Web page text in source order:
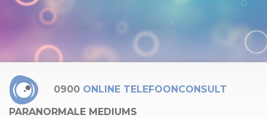
0900 ONLINE TELEFOONCONSULT
PARANORMALE MEDIUMS